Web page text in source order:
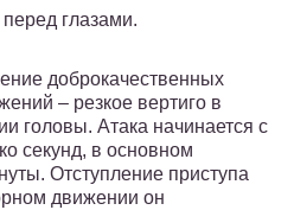
глазами.
доброкачественных
– резкое вертиго в
головы. Атака начинается с
секунд, в основном
Отступление приступа
движении он